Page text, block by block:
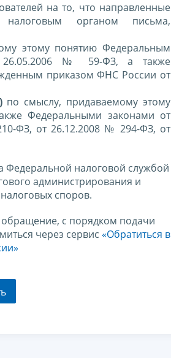
на то, что направленные
органом письма,
этому понятию Федеральным
26.05.2006 № 59-ФЗ, а также
приказом ФНС России от
по смыслу, придаваемому этому
Федеральными законами от
ФЗ, от 26.12.2008 № 294-ФЗ, от
Федеральной налоговой службой
администрирования и
споров.
обращение, с порядком подачи
через сервис «Обратиться в